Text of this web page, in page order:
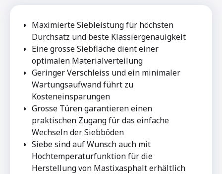
Maximierte Siebleistung für höchsten
Durchsatz und beste Klassiergenauigkeit
Eine grosse Siebfläche dient einer
optimalen Materialverteilung
Geringer Verschleiss und ein minimaler
Wartungsaufwand führt zu
Kosteneinsparungen
Grosse Türen garantieren einen
praktischen Zugang für das einfache
Wechseln der Siebböden
Siebe sind auf Wunsch auch mit
Hochtemperaturfunktion für die
Herstellung von Mastixasphalt erhältlich